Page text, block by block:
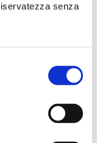
senza
online.
valutazione che